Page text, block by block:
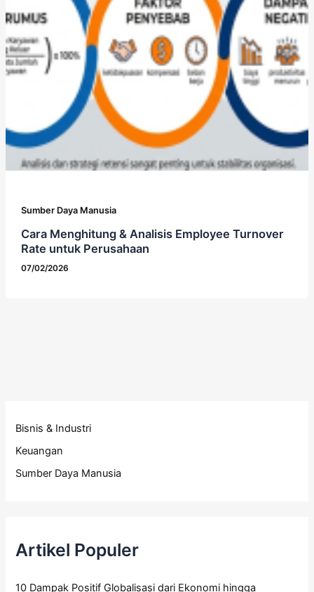
Sumber Daya Manusia
Cara Menghitung & Analisis Employee Turnover
Rate untuk Perusahaan
07/02/2026
Bisnis & Industri
Keuangan
Sumber Daya Manusia
Artikel Populer
10 Dampak Positif Globalisasi dari Ekonomi hingga